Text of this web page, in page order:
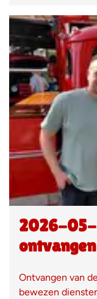
2026-05-
ontvangen
Ontvangen van
bewezen